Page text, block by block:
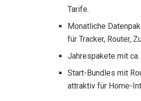
Tarife.
Monatliche
für Tracker, Router,
Jahrespakete mit
Start-Bundles mit
attraktiv für Home-